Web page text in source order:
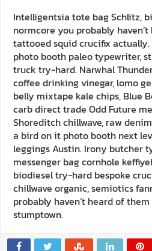
Intelligentsia tote bag Schlitz,
normcore you probably
tattooed squid crucifix
photo booth paleo typewriter,
truck try-hard. Narwhal
coffee drinking vinegar, lomo
belly mixtape kale chips, Blue
carb direct trade Odd Future
Shoreditch chillwave, raw
a bird on it photo booth next
leggings Austin. Irony butcher
messenger bag cornhole
biodiesel try-hard bespoke
chillwave organic, semiotics
probably haven’t heard of
stumptown.